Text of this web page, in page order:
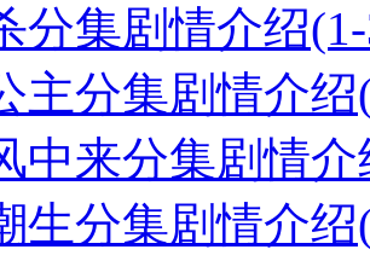
分集剧情介绍
主分集剧情介
中来分集剧情
生分集剧情介